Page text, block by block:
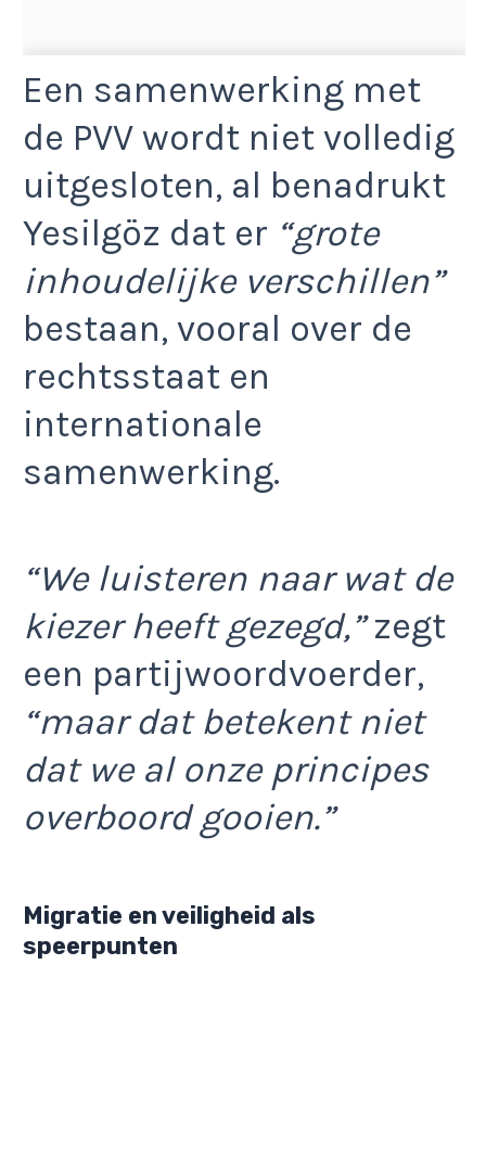
Een samenwerking met
de PVV wordt niet volledig
uitgesloten, al benadrukt
Yesilgöz dat er “grote
inhoudelijke verschillen”
bestaan, vooral over de
rechtsstaat en
internationale
samenwerking.
“We luisteren naar wat de
kiezer heeft gezegd,”zegt
een partijwoordvoerder,
“maar dat betekent niet
dat we al onze principes
overboord gooien.”
Migratie en veiligheid als
speerpunten